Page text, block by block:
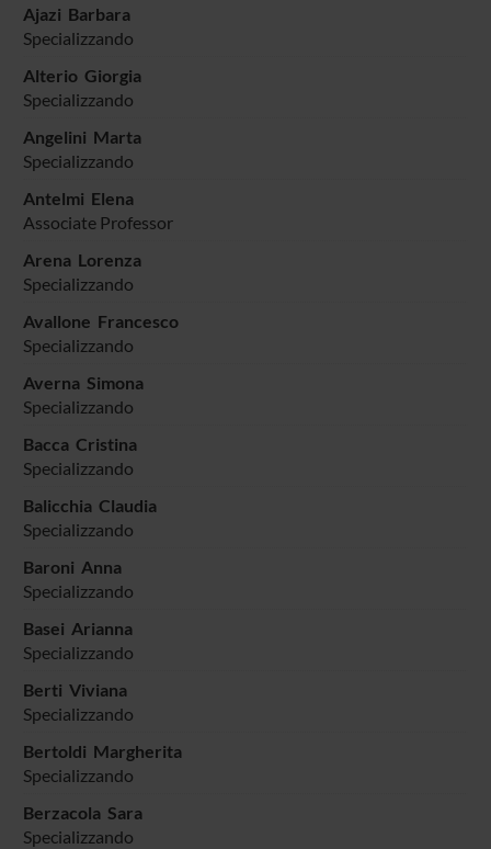
Ajazi Barbara
Specializzando
Alterio Giorgia
Specializzando
Angelini Marta
Specializzando
Antelmi Elena
Associate Professor
Arena Lorenza
Specializzando
Avallone Francesco
Specializzando
Averna Simona
Specializzando
Bacca Cristina
Specializzando
Balicchia Claudia
Specializzando
Baroni Anna
Specializzando
Basei Arianna
Specializzando
Berti Viviana
Specializzando
Bertoldi Margherita
Specializzando
Berzacola Sara
Specializzando